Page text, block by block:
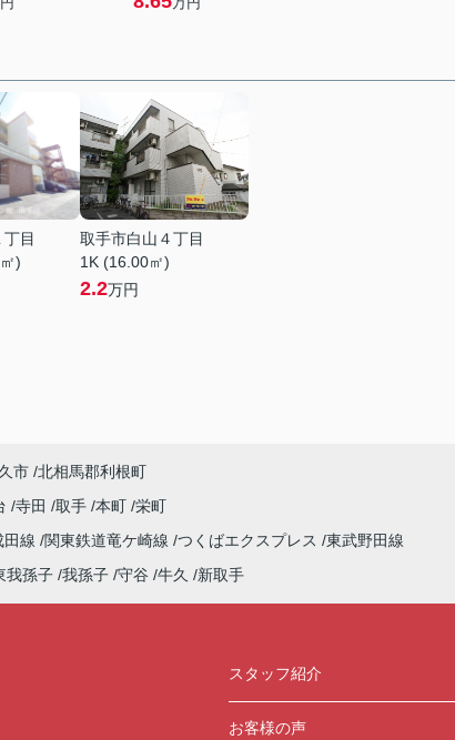
目
)
取手市白山４丁目
1K (16.00㎡)
2.2万円
市 北相馬郡利根町
寺田 取手 本町 栄町
田線 関東鉄道竜ケ崎線 つくばエクスプレス
東武野田線
我孫子 我孫子 守谷 牛久 新取手
スタッフ紹介
お客様の声